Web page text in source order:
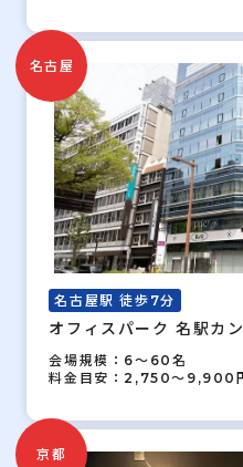
名古屋
名古屋駅 徒歩7分
オフィスパーク 名駅カ
会場規模：6～60名
料金目安：2,750～9,900
京都